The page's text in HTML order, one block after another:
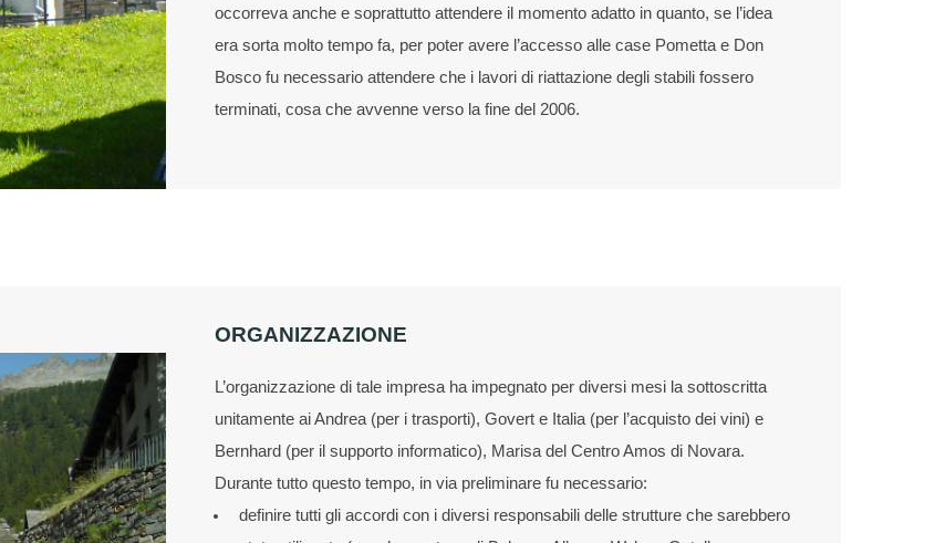
occorreva anche e soprattutto attendere il momento adatto in quanto, se l’idea
era sorta molto tempo fa, per poter avere l’accesso alle case Pometta e Don
Bosco fu necessario attendere che i lavori di riattazione degli stabili fossero
terminati, cosa che avvenne verso la fine del 2006.
ORGANIZZAZIONE
L’organizzazione di tale impresa ha impegnato per diversi mesi la sottoscritta
unitamente ai Andrea (per i trasporti), Govert e Italia (per l’acquisto dei vini) e
Bernhard (per il supporto informatico), Marisa del Centro Amos di Novara.
Durante tutto questo tempo, in via preliminare fu necessario:
definire tutti gli accordi con i diversi responsabili delle strutture che sarebbero